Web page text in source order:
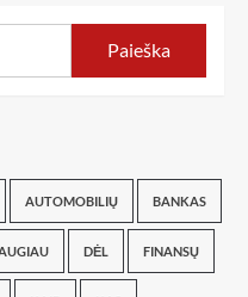
AUTOMOBILIŲ BANKAS
DĖL FINANSŲ